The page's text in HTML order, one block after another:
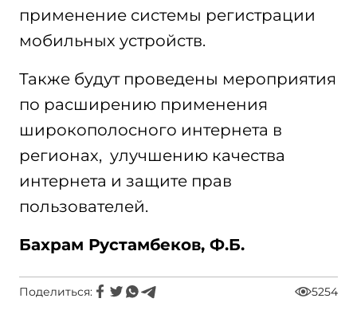
применение системы регистрации
мобильных устройств.
Также будут проведены мероприятия
по расширению применения
широкополосного интернета в
регионах, улучшению качества
интернета и защите прав
пользователей.
Бахрам Рустамбеков, Ф.Б.
Поделиться: 5254